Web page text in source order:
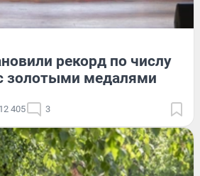
рекорд по числу
золотыми медалями
12 405 3